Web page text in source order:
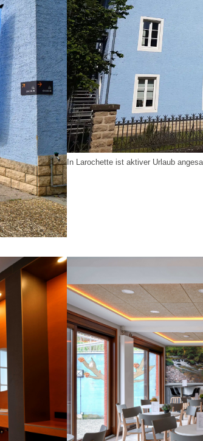
In Larochette ist aktiver Urlaub